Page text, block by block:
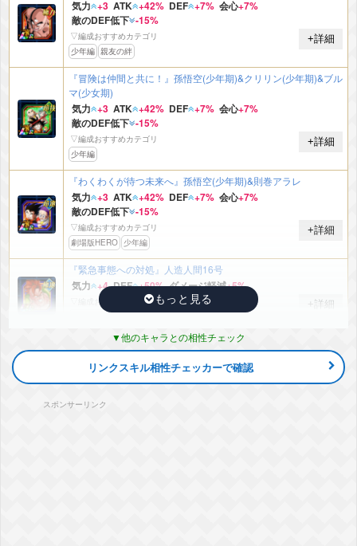
気力 +3 ATK +42% DEF +7% 会心+7%
敵のDEF低下 -15%
▽編成おすすめカテゴリ
少年編 親友の絆
+詳細
『冒険は仲間と共に！』孫悟空(少年期)&クリリン(少年期)&ブル
マ(少女期)
気力 +3 ATK +42% DEF +7% 会心+7%
敵のDEF低下 -15%
▽編成おすすめカテゴリ
少年編
+詳細
『わくわくが待つ未来へ』孫悟空(少年期)&則巻アラレ
気力 +3 ATK +42% DEF +7% 会心+7%
敵のDEF低下 -15%
▽編成おすすめカテゴリ
劇場版HERO 少年編
+詳細
『緊急事態への対処』人造人間16号
気力 +4 DEF +50% ダメージ軽減+5%
▽編成おすすめカテゴリ
人工生命体
+詳細
『天下一を賭けた大勝負』孫悟空
+42%
+7%
敵のDEF低下 -15%
親友の絆
他のキャラとの相性チェック
リンクスキル相性チェッカーで確認
スポンサーリンク